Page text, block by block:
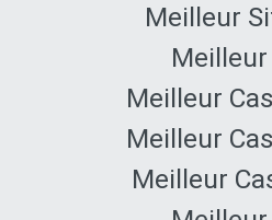
Meilleur
Meilleur
Meilleur
Meilleur